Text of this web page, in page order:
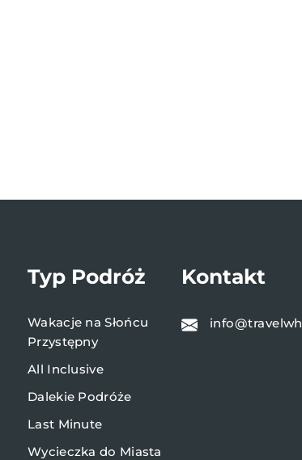
Typ Podróż
Wakacje na Słońcu
Przystępny
All Inclusive
Dalekie Podróże
Last Minute
Wycieczka do Miasta
Kontakt